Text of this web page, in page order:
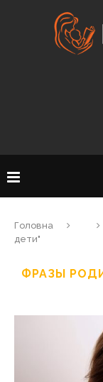
Головна
дети"
ФРАЗЫ